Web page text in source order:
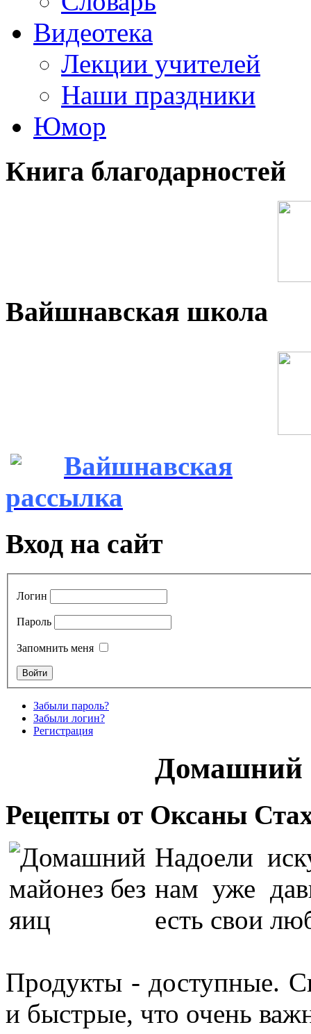
Видеотека
Лекции учителей
Наши праздники
Юмор
Книга благодарностей
Вайшнавская школа
Вайшнавская
рассылка
Вход на сайт
Логин
Пароль
Запомнить меня
Забыли пароль?
Забыли логин?
Регистрация
Домашний
Рецепты от Оксаны
Надоели
нам уже
есть свои
Продукты - доступные.
и быстрые, что очень